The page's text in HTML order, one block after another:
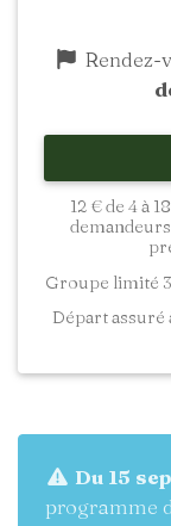
Rendez-
12 € de 4 à
Groupe limité
Départ
Du 15
programme